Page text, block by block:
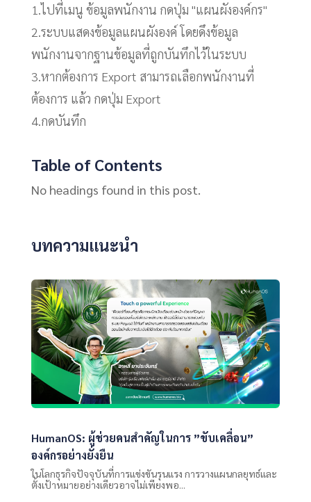
1.ไปที่เมนู ข้อมูลพนักงาน กดปุ่ม "แผนผังองค์กร"
2.ระบบแสดงข้อมูลแผนผังองค์ โดยดึงข้อมูล
พนักงานจากฐานข้อมูลที่ถูกบันทึกไว้ในระบบ
3.หากต้องการ Export สามารถเลือกพนักงานที่
ต้องการ แล้ว กดปุ่ม Export
4.กดบันทึก
Table of Contents
No headings found in this post.
บทความแนะนำ
HumanOS: ผู้ช่วยคนสำคัญในการ ”ขับเคลื่อน”
องค์กรอย่างยั่งยืน
ในโลกธุรกิจปัจจุบันที่การแข่งขันรุนแรง การวางแผนกลยุทธ์และ
ตั้งเป้าหมายอย่างเดียวอาจไม่เพียงพอ...